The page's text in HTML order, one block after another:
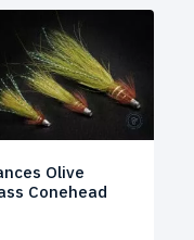
Olive
Conehead